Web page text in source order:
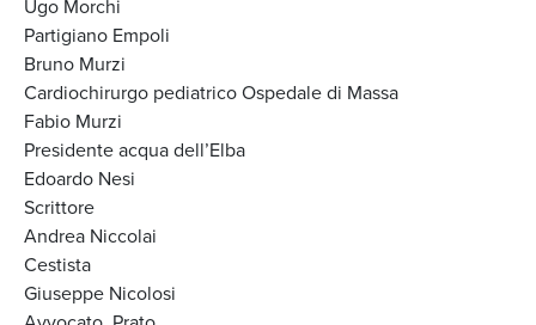
Ugo Morchi
Partigiano Empoli
Bruno Murzi
Cardiochirurgo pediatrico Ospedale di Massa
Fabio Murzi
Presidente acqua dell’Elba
Edoardo Nesi
Scrittore
Andrea Niccolai
Cestista
Giuseppe Nicolosi